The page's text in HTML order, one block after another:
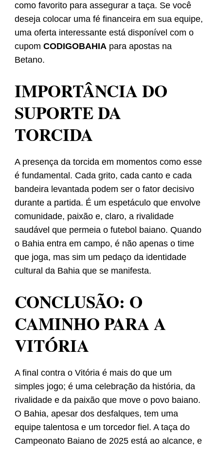
como favorito para assegurar a taça. Se você
deseja colocar uma fé financeira em sua equipe,
uma oferta interessante está disponível com o
cupom CODIGOBAHIA para apostas na
Betano.
IMPORTÂNCIA DO
SUPORTE DA
TORCIDA
A presença da torcida em momentos como esse
é fundamental. Cada grito, cada canto e cada
bandeira levantada podem ser o fator decisivo
durante a partida. É um espetáculo que envolve
comunidade, paixão e, claro, a rivalidade
saudável que permeia o futebol baiano. Quando
o Bahia entra em campo, é não apenas o time
que joga, mas sim um pedaço da identidade
cultural da Bahia que se manifesta.
CONCLUSÃO: O
CAMINHO PARA A
VITÓRIA
A final contra o Vitória é mais do que um
simples jogo; é uma celebração da história, da
rivalidade e da paixão que move o povo baiano.
O Bahia, apesar dos desfalques, tem uma
equipe talentosa e um torcedor fiel. A taça do
Campeonato Baiano de 2025 está ao alcance, e